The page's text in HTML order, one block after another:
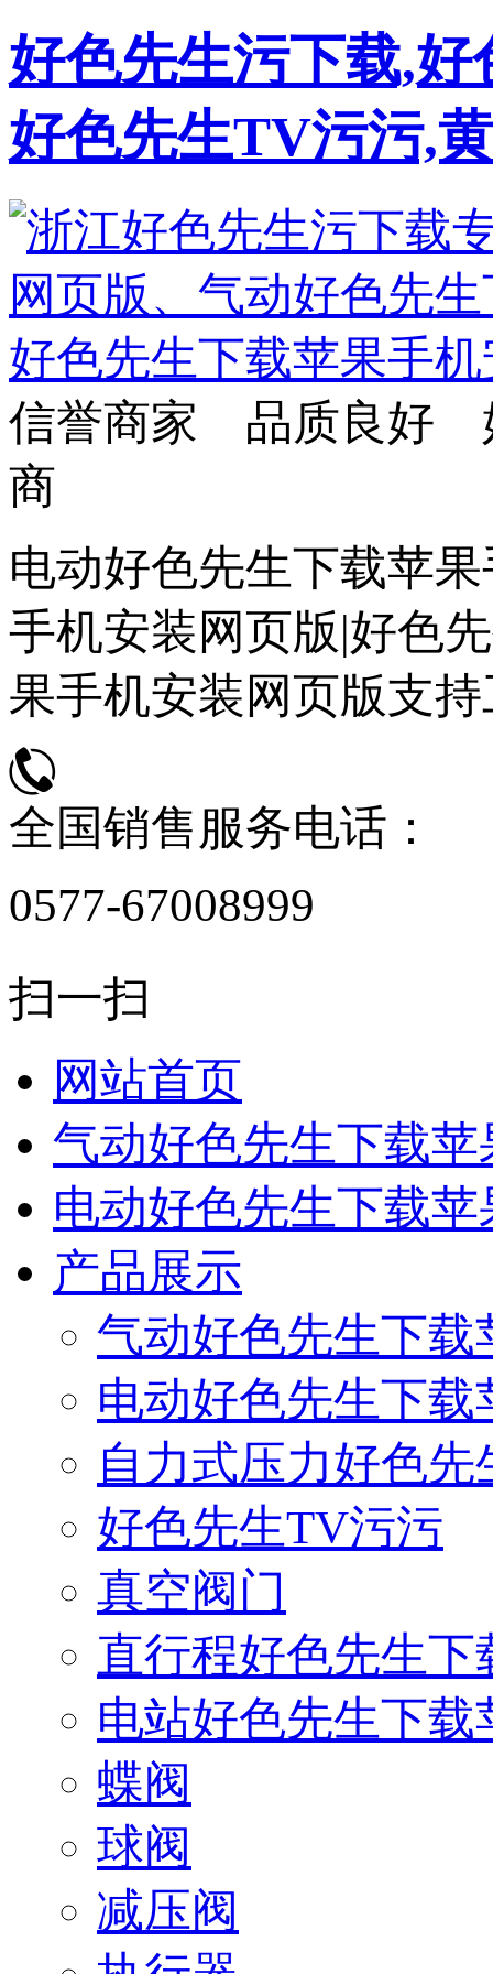
好色先生污下载,
好色先生TV污污,
信誉商家 品质良好
商
电动好色先生下载苹
手机安装网页版|好色
果手机安装网页版支
全国销售服务电话：
0577-67008999
扫一扫
网站首页
气动好色先生下载
电动好色先生下载
产品展示
气动好色先生下
电动好色先生下
自力式压力好色
好色先生TV污污
真空阀门
直行程好色先生
电站好色先生下
蝶阀
球阀
减压阀